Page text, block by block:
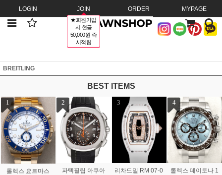
LOGIN JOIN
★회원가입
시 현금
50,000원 즉
시적립
ORDER MYPAGE
BREITLING
BEST ITEMS
1
롤렉스 요트마스
2
파텍필립 아쿠아
3
리차드밀 RM 07-0
4
롤렉스 데이토나 1